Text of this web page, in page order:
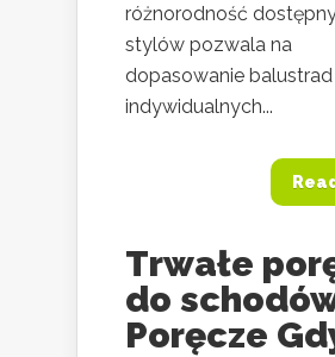
różnorodność
stylów pozwala na
dopasowanie
indywidualnych...
Trwałe
do
Poręcze